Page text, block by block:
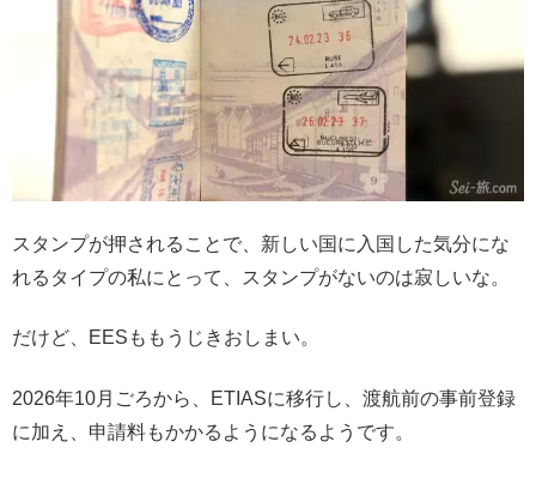
スタンプが押されることで、新しい国に入国した気分にな
れるタイプの私にとって、スタンプがないのは寂しいな。
だけど、EESももうじきおしまい。
2026年10月ごろから、ETIASに移行し、渡航前の事前登録
に加え、申請料もかかるようになるようです。